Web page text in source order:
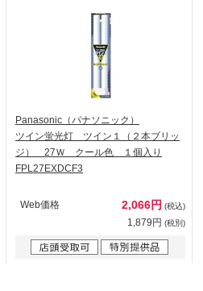
Panasonic（パナソニック）
ツイン蛍光灯 ツイン１（２本ブリッ
ジ） 27Ｗ クール色 １個入り
FPL27EXDCF3
Web価格 2,066円 (税込)
1,879円 (税別)